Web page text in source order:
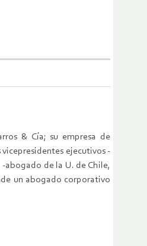
& Cía; su empresa de
ejecutivos -
abogado de la U. de Chile,
un abogado corporativo